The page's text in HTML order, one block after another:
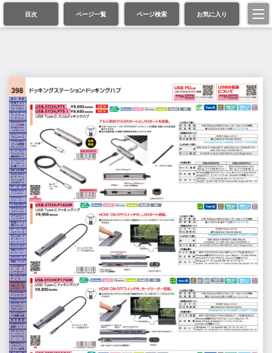
目次 ページ一覧 ページ検索 お気に入り